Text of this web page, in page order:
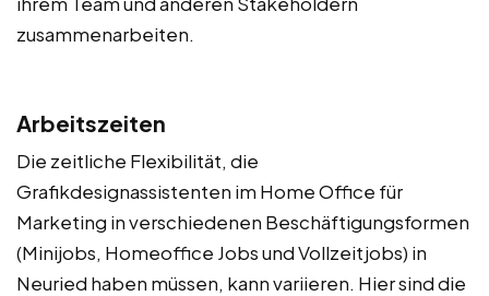
zusammenarbeiten.
Arbeitszeiten
Die zeitliche Flexibilität, die
Grafikdesignassistenten im Home Office für
Marketing in verschiedenen Beschäftigungsformen
(Minijobs, Homeoffice Jobs und Vollzeitjobs) in
Neuried haben müssen, kann variieren. Hier sind die